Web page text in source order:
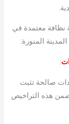
نظافة معتمدة في
المنورة:
:
صالحة تثبت
هذه التراخيص